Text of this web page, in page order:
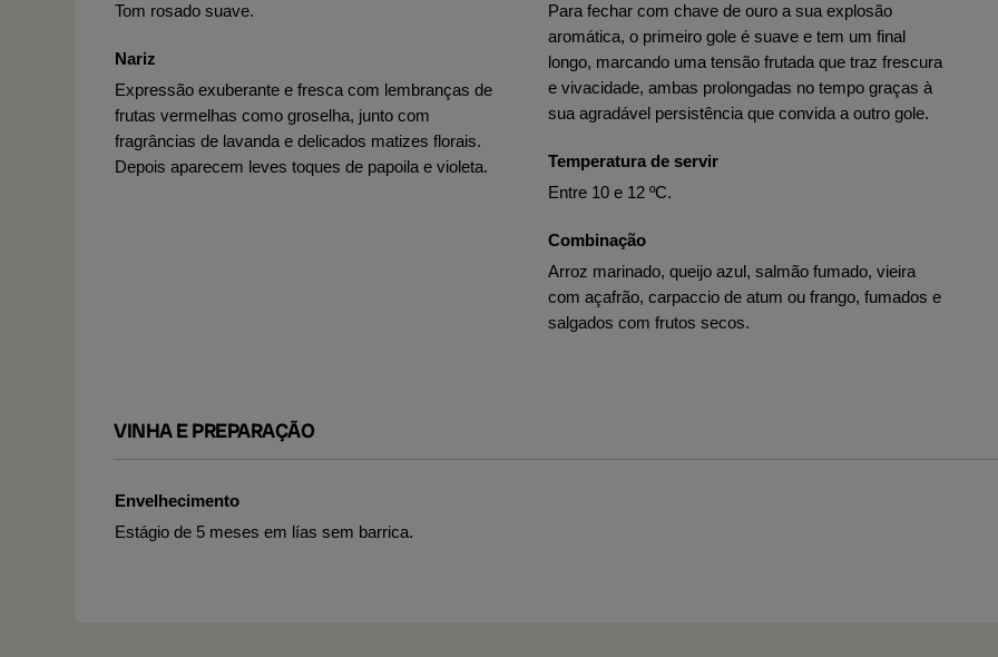
Tom rosado suave.
Nariz
Expressão exuberante e fresca com lembranças de
frutas vermelhas como groselha, junto com
fragrâncias de lavanda e delicados matizes florais.
Depois aparecem leves toques de papoila e violeta.
Para fechar com chave de ouro a sua explosão
aromática, o primeiro gole é suave e tem um final
longo, marcando uma tensão frutada que traz frescura
e vivacidade, ambas prolongadas no tempo graças à
sua agradável persistência que convida a outro gole.
Temperatura de servir
Entre 10 e 12 ºC.
Combinação
Arroz marinado, queijo azul, salmão fumado, vieira
com açafrão, carpaccio de atum ou frango, fumados e
salgados com frutos secos.
VINHA E PREPARAÇÃO
Envelhecimento
Estágio de 5 meses em lías sem barrica.